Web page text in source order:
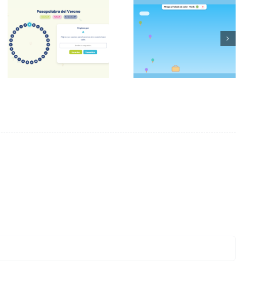
Pasapalabra del
verano
Atrapa el helado